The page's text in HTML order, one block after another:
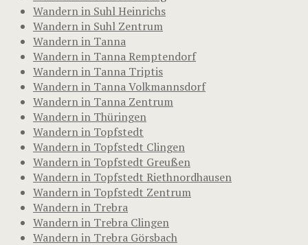
Wandern in Suhl Heinrichs
Wandern in Suhl Zentrum
Wandern in Tanna
Wandern in Tanna Remptendorf
Wandern in Tanna Triptis
Wandern in Tanna Volkmannsdorf
Wandern in Tanna Zentrum
Wandern in Thüringen
Wandern in Topfstedt
Wandern in Topfstedt Clingen
Wandern in Topfstedt Greußen
Wandern in Topfstedt Riethnordhausen
Wandern in Topfstedt Zentrum
Wandern in Trebra
Wandern in Trebra Clingen
Wandern in Trebra Görsbach